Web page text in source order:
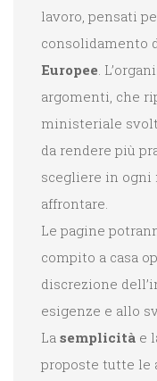
lavoro, pensati
consolidamento
Europee.
argomenti, che
ministeriale
da rendere più
scegliere in ogni
affrontare.
Le pagine
compito a casa
discrezione
esigenze e allo
La semplicità e
proposte tutte le